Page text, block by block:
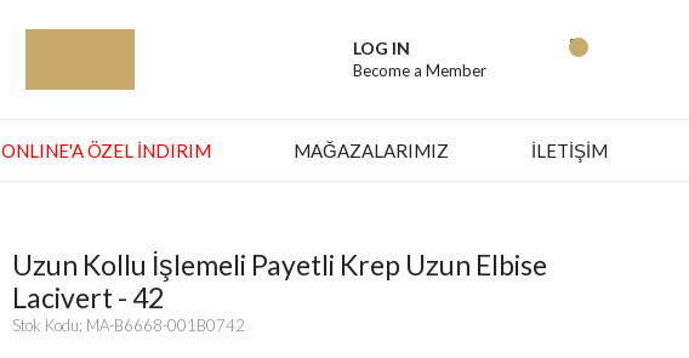
LOG IN
Become a Member
ONLINE'A ÖZEL İNDIRIM MAĞAZALARIMIZ İLETİŞİM
Uzun Kollu İşlemeli Payetli Krep Uzun Elbise
Lacivert - 42
Stok Kodu: MA-B6668-001B0742